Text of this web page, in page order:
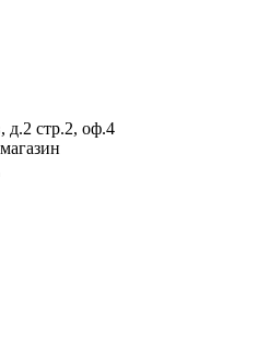
д.2 стр.2, оф.4